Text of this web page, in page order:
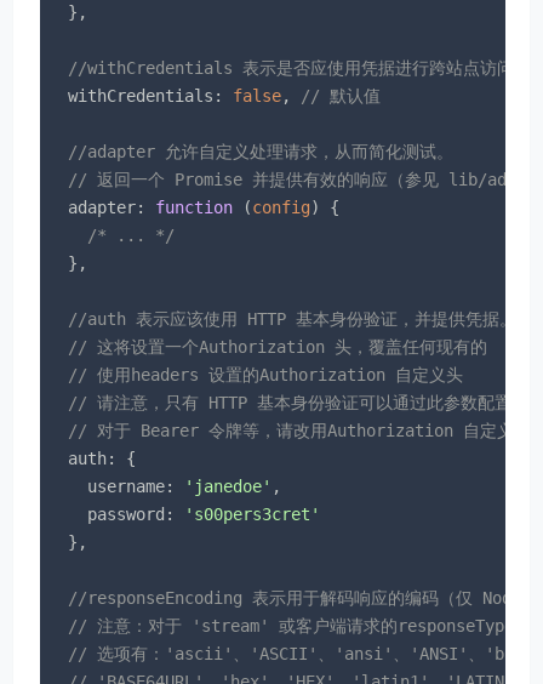
  },
//withCredentials 表示是否应使用凭据进行跨站点访问控
withCredentials : false, // 默认值
//adapter 允许自定义处理请求，从而简化测试。
// 返回一个 Promise 并提供有效的响应（参见 lib/
adapter: function (config) {
/* ... */
  },
//auth 表示应该使用 HTTP 基本身份验证，并提供凭据。
// 这将设置一个Authorization 头，覆盖任何现有的
// 使用headers 设置的Authorization 自定义头
// 请注意，只有 HTTP 基本身份验证可以通过此参数配置。
// 对于 Bearer 令牌等，请改用Authorization 自定义头
auth: {
username: 'janedoe' ,
password :
's00pers3cret'
  },
//responseEncoding 表示用于解码响应的编码（仅
// 注意：对于 'stream' 或客户端请求的responseType，
// 选项有：'ascii'、'ASCII'、'ansi'、'ANSI'、